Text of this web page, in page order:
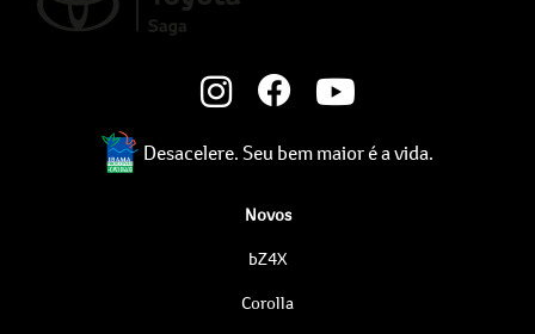
Desacelere. Seu bem maior é a vida.
Novos
bZ4X
Corolla